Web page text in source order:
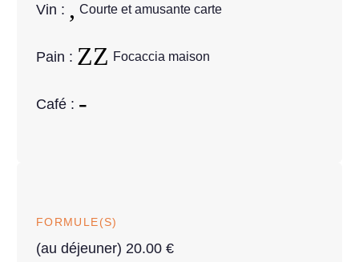
Vin : Courte et amusante carte
Pain : Focaccia maison
Café :
FORMULE(S)
(au déjeuner) 20.00 €